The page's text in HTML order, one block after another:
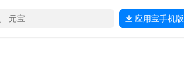
应用宝手机版